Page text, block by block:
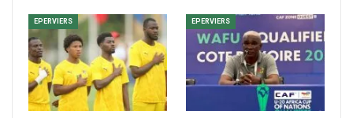
EPERVIERS EPERVIERS